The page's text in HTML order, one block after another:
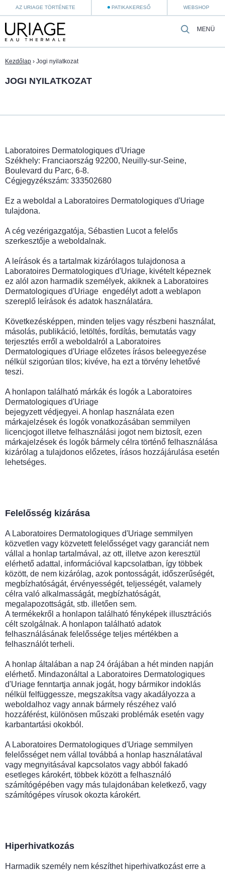
AZ URIAGE TÖRTÉNETE PATIKAKERESŐ WEBSHOP
MENÜ
Kezdőlap › Jogi nyilatkozat
JOGI NYILATKOZAT
Laboratoires Dermatologiques d'Uriage
Székhely: Franciaország 92200, Neuilly-sur-Seine,
Boulevard du Parc, 6-8.
Cégjegyzékszám: 333502680
Ez a weboldal a Laboratoires Dermatologiques d'Uriage
tulajdona.
A cég vezérigazgatója, Sébastien Lucot a felelős
szerkesztője a weboldalnak.
A leírások és a tartalmak kizárólagos tulajdonosa a
Laboratoires Dermatologiques d'Uriage, kivételt képeznek
ez alól azon harmadik személyek, akiknek a Laboratoires
Dermatologiques d'Uriage engedélyt adott a weblapon
szereplő leírások és adatok használatára.
Következésképpen, minden teljes vagy részbeni használat,
másolás, publikáció, letöltés, fordítás, bemutatás vagy
terjesztés erről a weboldalról a Laboratoires
Dermatologiques d'Uriage előzetes írásos beleegyezése
nélkül szigorúan tilos; kivéve, ha ezt a törvény lehetővé
teszi.
A honlapon található márkák és logók a Laboratoires
Dermatologiques d'Uriage
bejegyzett védjegyei. A honlap használata ezen
márkajelzések és logók vonatkozásában semmilyen
licencjogot illetve felhasználási jogot nem biztosít, ezen
márkajelzések és logók bármely célra történő felhasználása
kizárólag a tulajdonos előzetes, írásos hozzájárulása esetén
lehetséges.
Felelősség kizárása
A Laboratoires Dermatologiques d'Uriage semmilyen
közvetlen vagy közvetett felelősséget vagy garanciát nem
vállal a honlap tartalmával, az ott, illetve azon keresztül
elérhető adattal, információval kapcsolatban, így többek
között, de nem kizárólag, azok pontosságát, időszerűségét,
megbízhatóságát, érvényességét, teljességét, valamely
célra való alkalmasságát, megbízhatóságát,
megalapozottságát, stb. illetően sem.
A termékekről a honlapon található fényképek illusztrációs
célt szolgálnak. A honlapon található adatok
felhasználásának felelőssége teljes mértékben a
felhasználót terheli.
A honlap általában a nap 24 órájában a hét minden napján
elérhető. Mindazonáltal a Laboratoires Dermatologiques
d'Uriage fenntartja annak jogát, hogy bármikor indoklás
nélkül felfüggessze, megszakítsa vagy akadályozza a
weboldalhoz vagy annak bármely részéhez való
hozzáférést, különösen műszaki problémák esetén vagy
karbantartási okokból.
A Laboratoires Dermatologiques d'Uriage semmilyen
felelősséget nem vállal továbbá a honlap használatával
vagy megnyitásával kapcsolatos vagy abból fakadó
esetleges károkért, többek között a felhasználó
számítógépében vagy más tulajdonában keletkező, vagy
számítógépes vírusok okozta károkért.
Hiperhivatkozás
Harmadik személy nem készíthet hiperhivatkozást erre a